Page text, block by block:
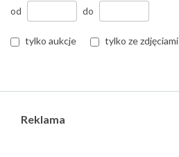
od do
tylko aukcje tylko ze zdjęciami
Reklama